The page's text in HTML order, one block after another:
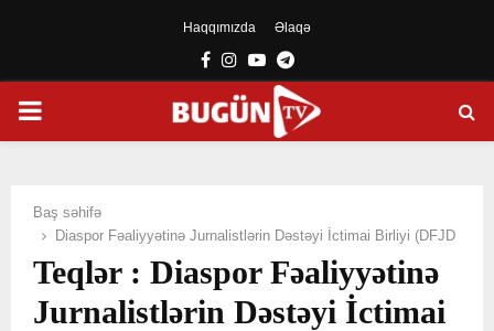
Haqqımızda Əlaqə
Facebook
Instagram
YoutubeTelegram
PRIMARY
Baş səhifə
Diaspor Fəaliyyətinə Jurnalistlərin Dəstəyi İctimai Birliyi (DFJD
Teqlər : Diaspor Fəaliyyətinə
Jurnalistlərin Dəstəyi İctimai